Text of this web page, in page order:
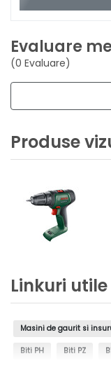
Evaluare
(0 Evaluare)
Produse
Linkuri utile
Masini de gaurit si
Biti PH Biti PZ